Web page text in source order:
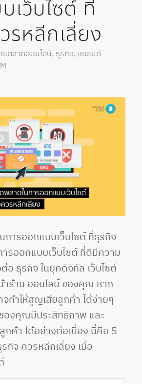
เว็บไซต์ ที่
รหลีกเลี่ยง
รตลาดออนไลน์, ธุรกิจ, แบรนด์
ารออกแบบเว็บไซต์ ที่ธุรกิจ
รออกแบบเว็บไซต์ ที่ดีมีความ
ธุรกิจ ในยุคดิจิทัล เว็บไซต์
าร้าน ออนไลน์ ของคุณ หาก
ทำให้สูญเสียลูกค้า ได้ง่ายๆ
ของคุณมีประสิทธิภาพ และ
กค้า ได้อย่างต่อเนื่อง นี่คือ 5
กิจ ควรหลีกเลี่ยง เมื่อ